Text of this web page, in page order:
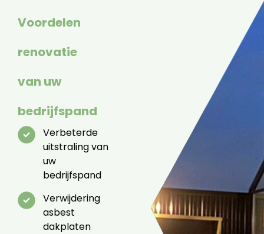
Voordelen
renovatie
van uw
bedrijfspand
Verbeterde
uitstraling van
uw
bedrijfspand
Verwijdering
asbest
dakplaten